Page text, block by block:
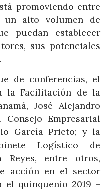
promoviendo entre
un alto volumen de
puedan establecer
sus potenciales
de conferencias, el
la Facilitación de la
José Alejandro
Empresarial
García Prieto; y la
Logístico de
Reyes, entre otros,
acción en el sector
el quinquenio 2019 –